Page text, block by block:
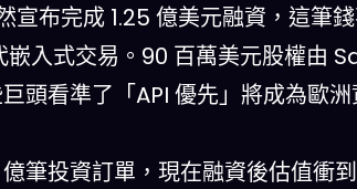
布完成 1.25 億美元融資，這筆
入式交易。90 百萬美元股權由
看準了「API 優先」將成為歐洲
筆投資訂單，現在融資後估值衝